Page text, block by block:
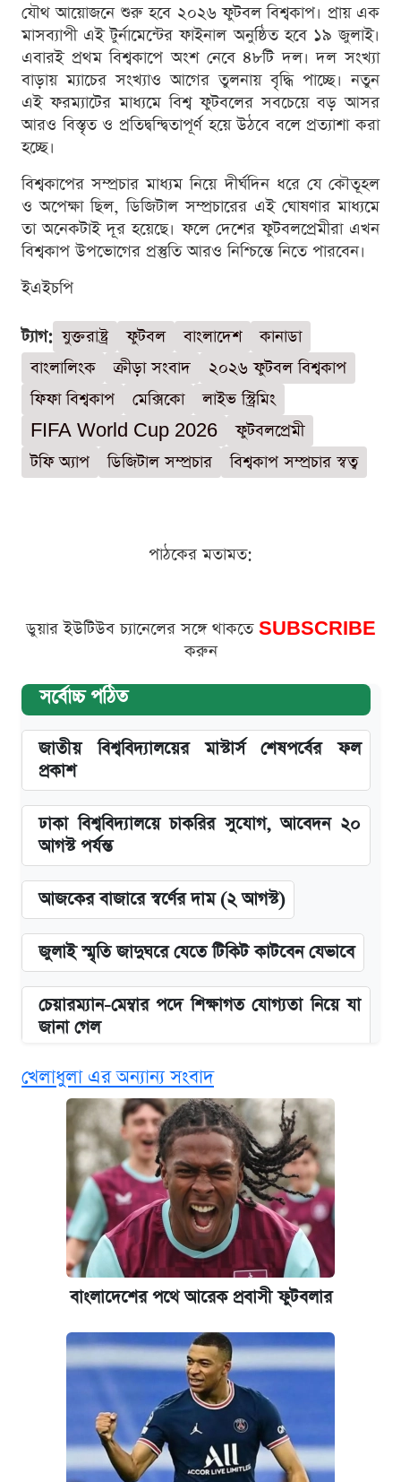
যৌথ আয়োজনে শুরু হবে ২০২৬ ফুটবল বিশ্বকাপ। প্রায় এক
মাসব্যাপী এই টুর্নামেন্টের ফাইনাল অনুষ্ঠিত হবে ১৯ জুলাই।
এবারই প্রথম বিশ্বকাপে অংশ নেবে ৪৮টি দল। দল সংখ্যা
বাড়ায় ম্যাচের সংখ্যাও আগের তুলনায় বৃদ্ধি পাচ্ছে। নতুন
এই ফরম্যাটের মাধ্যমে বিশ্ব ফুটবলের সবচেয়ে বড় আসর
আরও বিস্তৃত ও প্রতিদ্বন্দ্বিতাপূর্ণ হয়ে উঠবে বলে প্রত্যাশা করা
হচ্ছে।
বিশ্বকাপের সম্প্রচার মাধ্যম নিয়ে দীর্ঘদিন ধরে যে কৌতূহল
ও অপেক্ষা ছিল, ডিজিটাল সম্প্রচারের এই ঘোষণার মাধ্যমে
তা অনেকটাই দূর হয়েছে। ফলে দেশের ফুটবলপ্রেমীরা এখন
বিশ্বকাপ উপভোগের প্রস্তুতি আরও নিশ্চিন্তে নিতে পারবেন।
ইএইচপি
ট্যাগ: যুক্তরাষ্ট্র ফুটবল বাংলাদেশ
কানাডা
বাংলালিংক
ক্রীড়া সংবাদ
২০২৬ ফুটবল বিশ্বকাপ
ফিফা বিশ্বকাপ
মেক্সিকো
লাইভ স্ট্রিমিং
FIFA World Cup 2026
ফুটবলপ্রেমী
টফি অ্যাপ
ডিজিটাল সম্প্রচার বিশ্বকাপ সম্প্রচার স্বত্ব
পাঠকের মতামত:
ডুয়ার ইউটিউব চ্যানেলের সঙ্গে থাকতে SUBSCRIBE
করুন
সর্বোচ্চ পঠিত
জাতীয় বিশ্ববিদ্যালয়ের মাস্টার্স শেষপর্বের ফল
প্রকাশ
ঢাকা বিশ্ববিদ্যালয়ে চাকরির সুযোগ, আবেদন ২০
আগস্ট পর্যন্ত
আজকের বাজারে স্বর্ণের দাম (২ আগস্ট)
জুলাই স্মৃতি জাদুঘরে যেতে টিকিট কাটবেন যেভাবে
চেয়ারম্যান-মেম্বার পদে শিক্ষাগত যোগ্যতা নিয়ে যা
জানা গেল
ভাতা-উপবৃত্তির আবেদন শুরু, জেনে নিন পদ্ধতি
দেশের বাজারে ফের বেড়েছে সোনার দাম
‘গুলশানের চামেলি’ তে যৌনকর্মীর দালাল অ্যাডলফ
আজ শুক্রবার রাজধানীর যেসব মার্কেট-দোকানপাট
কবে শুরু হচ্ছে ঢাবির ভর্তি আবেদন, জানাল কর্তৃপক্ষ
ইপিএস প্রকাশ করেছে ঢাকা ব্যাংক
আজকের বাজারে স্বর্ণের দাম (৪ আগস্ট)
খেলাধুলা এর অন্যান্য সংবাদ
বাংলাদেশের পথে আরেক প্রবাসী ফুটবলার